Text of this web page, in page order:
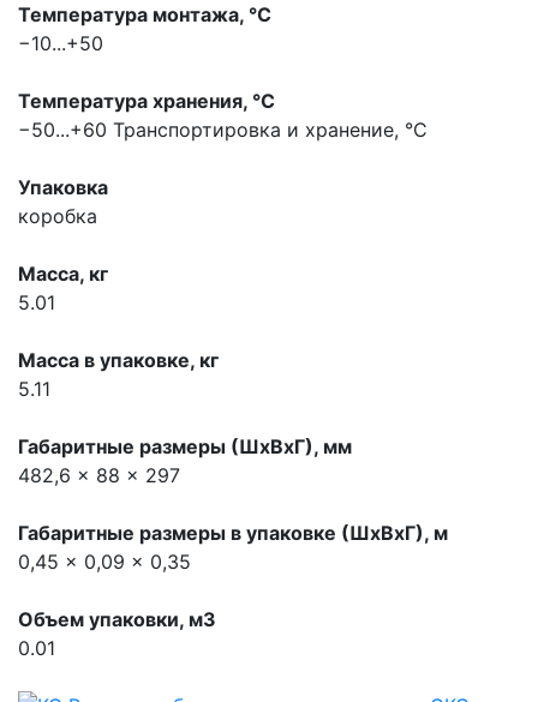
Температура монтажа, °С
−10...+50
Температура хранения, °С
−50...+60 Транспортировка и хранение, °С
Упаковка
коробка
Масса, кг
5.01
Масса в упаковке, кг
5.11
Габаритные размеры (ШхВхГ), мм
482,6 x 88 x 297
Габаритные размеры в упаковке (ШхВхГ), м
0,45 x 0,09 x 0,35
Объем упаковки, м3
0.01